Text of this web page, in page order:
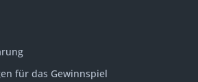
für das Gewinnspiel